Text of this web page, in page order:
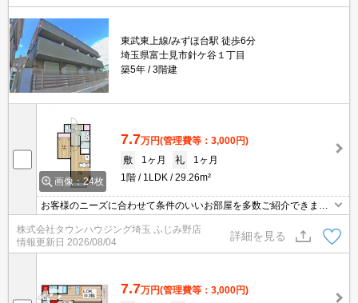
東武東上線/みずほ台駅 徒歩6分
埼玉県富士見市針ケ谷１丁目
築5年
3階建
画像：24枚
7.7万円(管理費等：3,000円)
敷
1ヶ月 礼
1ヶ月
1階
1LDK 29.26m²
お客様のニーズに合わせて条件のいいお部屋を多数ご紹介できます♪
情報数No.1のタウンハウジングまで是非お問い合わせください！
株式会社タウンハウジング埼玉 ふじみ野店
情報更新日 2026/08/04
詳細を見る
7.7万円(管理費等：3,000円)